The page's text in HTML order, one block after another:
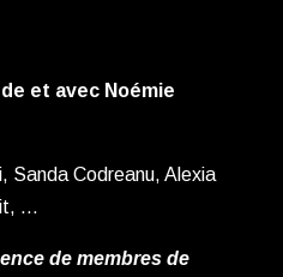
de et avec Noémie
Sanda Codreanu, Alexia
…
de membres de